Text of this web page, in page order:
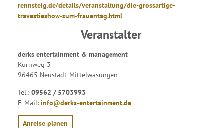
rennsteig.de/details/veranstaltung/die-grossartige-
travestieshow-zum-frauentag.html
Veranstalter
derks entertainment & management
Kornweg 3
96465 Neustadt-Mittelwasungen
Tel.: 09562 / 5703993
E-Mail: info@derks-entertainment.de
Anreise planen